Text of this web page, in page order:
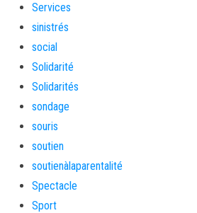
Services
sinistrés
social
Solidarité
Solidarités
sondage
souris
soutien
soutienàlaparentalité
Spectacle
Sport